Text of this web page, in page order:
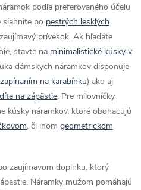
podľa preferovaného účelu
po pestrých lesklých
prívesok. Ak hľadáte
stavte na minimalistické kúsky v
dámskych náramkov disponuje
na karabínku) ako aj
na zápästie. Pre milovníčky
kúsky náramkov, ktoré obohacujú
, či inom geometrickom
zaujímavom doplnku, ktorý
Náramky mužom pomáhajú